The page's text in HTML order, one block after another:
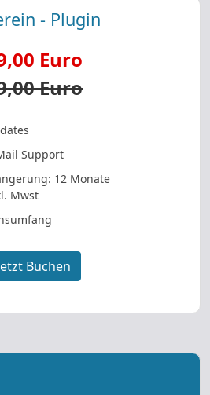
- Plugin
Euro
Euro
Support
12 Monate
Mwst
Buchen